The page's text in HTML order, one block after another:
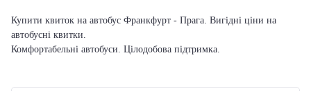
Купити квиток на автобус Франкфурт - Прага. Вигідні ціни на
автобусні квитки.
Комфортабельні автобуси. Цілодобова підтримка.